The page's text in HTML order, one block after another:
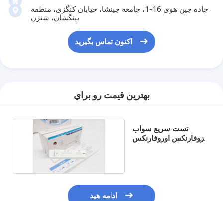
جاده جین هوی 16-1، جامعه جینشا، خیابان کنگزی، منطقه
پینگشان، شنژن
اکنون تماس بگیرید
بهترين قيمت رو براي
تست سریع سواب
نازوفارنکس اوروفارنکس
ادامه هید